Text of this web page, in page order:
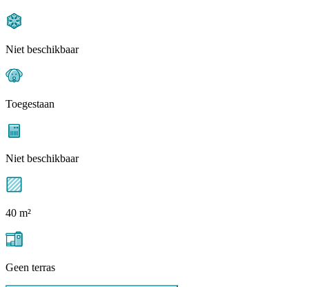
Niet beschikbaar
Toegestaan
Niet beschikbaar
40 m²
Geen terras